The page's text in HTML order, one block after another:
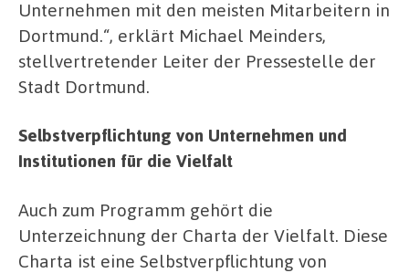
Unternehmen mit den meisten Mitarbeitern in
Dortmund.“, erklärt Michael Meinders,
stellvertretender Leiter der Pressestelle der
Stadt Dortmund.
Selbstverpflichtung von Unternehmen und
Institutionen für die Vielfalt
Auch zum Programm gehört die
Unterzeichnung der Charta der Vielfalt. Diese
Charta ist eine Selbstverpflichtung von